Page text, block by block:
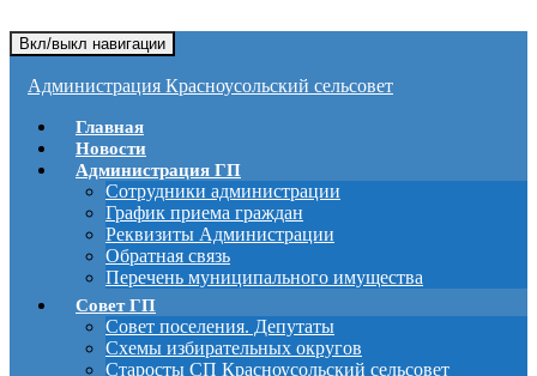
Вкл/выкл навигации
Администрация Красноусольский сельсовет
Главная
Новости
Администрация ГП
Сотрудники администрации
График приема граждан
Реквизиты Администрации
Обратная связь
Перечень муниципального имущества
Совет ГП
Совет поселения. Депутаты
Схемы избирательных округов
Старосты СП Красноусольский сельсовет